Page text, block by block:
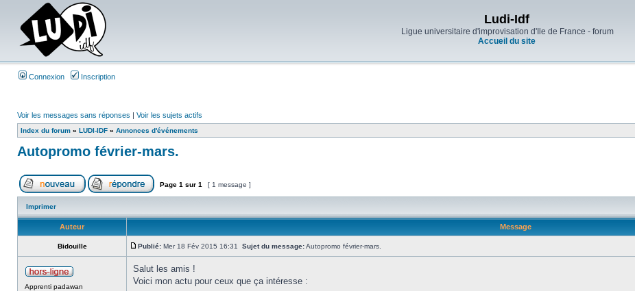
Ludi-Idf
Ligue universitaire d'improvisation d'Ile de France - forum
Accueil du site
Connexion Inscription
Voir les messages sans réponses | Voir les sujets actifs
Index du forum » LUDI-IDF » Annonces d'événements
Autopromo février-mars.
Page 1 sur 1 [ 1 message ]
Imprimer
Auteur Message
Bidouille Publié: Mer 18 Fév 2015 16:31 Sujet du message:Autopromo février-mars.
Apprenti padawan
Salut les amis !
Voici mon actu pour ceux que ça intéresse :